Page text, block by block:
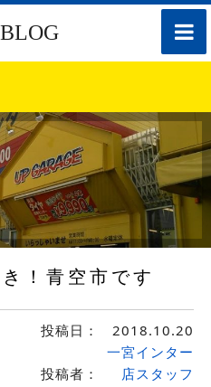
toggle
！青空市です
投稿日： 2018.10.20
投稿者：
一宮インター
店スタッフ